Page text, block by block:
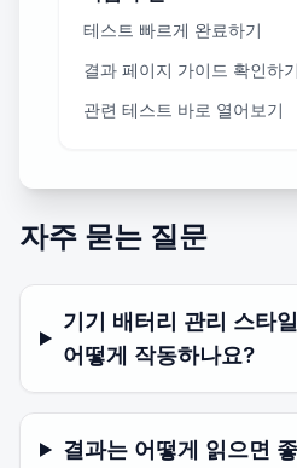
테스트 빠르게 완료하기
결과 페이지 가이드 확인하기
관련 테스트 바로 열어보기
자주 묻는 질문
기기 배터리 관리 스타
어떻게 작동하나요?
결과는 어떻게 읽으면